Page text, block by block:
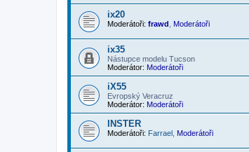
ix20
Moderátoři: frawd Moderátoři
ix35
Nástupce modelu Tucson
Moderátor: Moderátoři
iX55
Evropský Veracruz
Moderátor: Moderátoři
INSTER
Moderátoři: Farrael Moderátoři